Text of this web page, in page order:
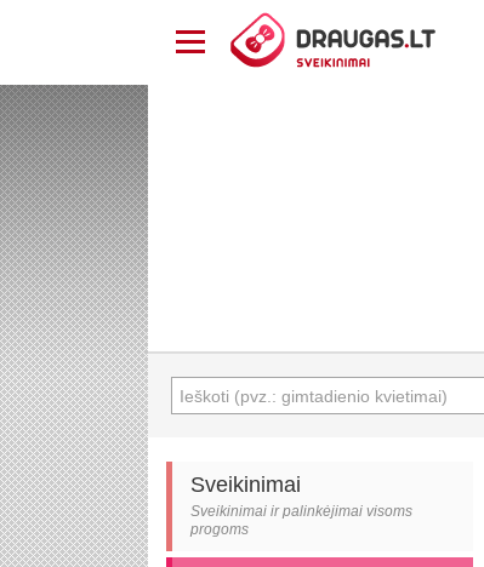
Sveikinimai
Sveikinimai ir palinkėjimai visoms
progoms